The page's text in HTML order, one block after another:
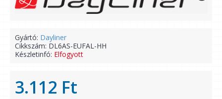
Gyártó: Dayliner
Cikkszám: DL6AS-EUFAL-HH
Készletinfó: Elfogyott
3.112 Ft